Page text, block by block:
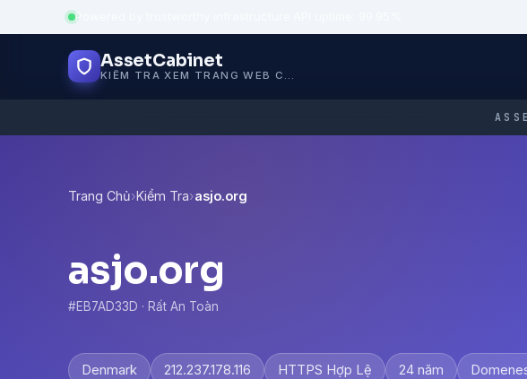
Powered by trustworthy infrastructure
AssetCabinet
KIỂM TRA XEM TRANG WEB CÓ AN TOÀN KHÔNG
Trang Chủ›Kiểm Tra›asjo.org
asjo.org
#EB7AD33D · Rất An Toàn
Denmark 212.237.178.116 HTTPS Hợp Lệ 24 năm